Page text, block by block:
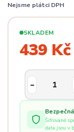
Nejsme plátci DPH
SKLADEM
439
Šifrované
data jsou v